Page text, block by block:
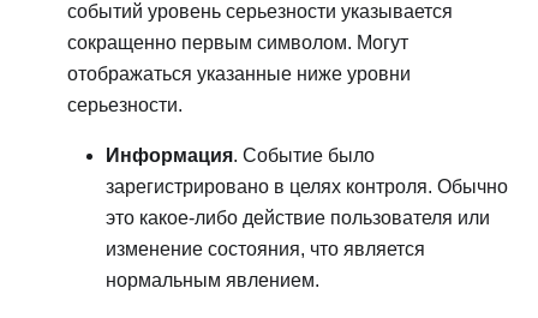
событий уровень серьезности указывается
сокращенно первым символом. Могут
отображаться указанные ниже уровни
серьезности.
Информация. Событие было
зарегистрировано в целях контроля. Обычно
это какое-либо действие пользователя или
изменение состояния, что является
нормальным явлением.